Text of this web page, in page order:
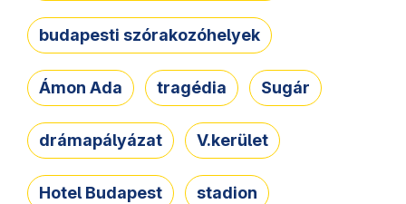
budapesti szórakozóhelyek
Ámon Ada tragédia Sugár
drámapályázat V.kerület
Hotel Budapest stadion